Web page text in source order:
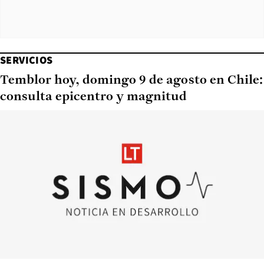
SERVICIOS
Temblor hoy, domingo 9 de agosto en Chile:
consulta epicentro y magnitud